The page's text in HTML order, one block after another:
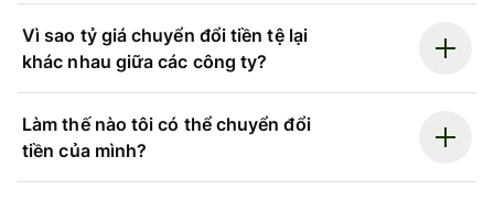
Vì sao tỷ giá chuyển đổi tiền tệ lại
khác nhau giữa các công ty?
Làm thế nào tôi có thể chuyển đổi
tiền của mình?